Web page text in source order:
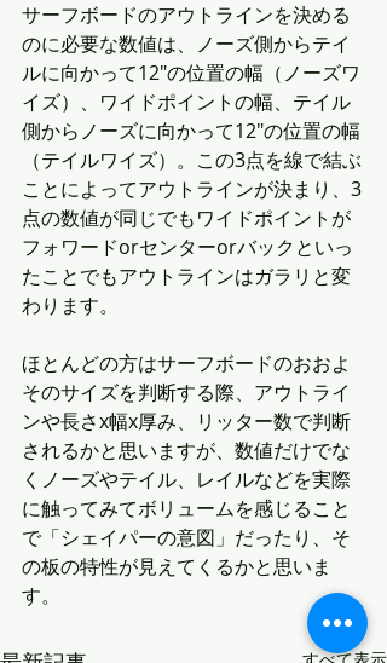
サーフボードのアウトラインを決める
のに必要な数値は、ノーズ側からテイ
ルに向かって12"の位置の幅（ノーズワ
イズ）、ワイドポイントの幅、テイル
側からノーズに向かって12"の位置の幅
（テイルワイズ）。この3点を線で結ぶ
ことによってアウトラインが決まり、3
点の数値が同じでもワイドポイントが
フォワードorセンターorバックといっ
たことでもアウトラインはガラリと変
わります。
ほとんどの方はサーフボードのおおよ
そのサイズを判断する際、アウトライ
ンや長さx幅x厚み、リッター数で判断
されるかと思いますが、数値だけでな
くノーズやテイル、レイルなどを実際
に触ってみてボリュームを感じること
で「シェイパーの意図」だったり、そ
の板の特性が見えてくるかと思いま
す。